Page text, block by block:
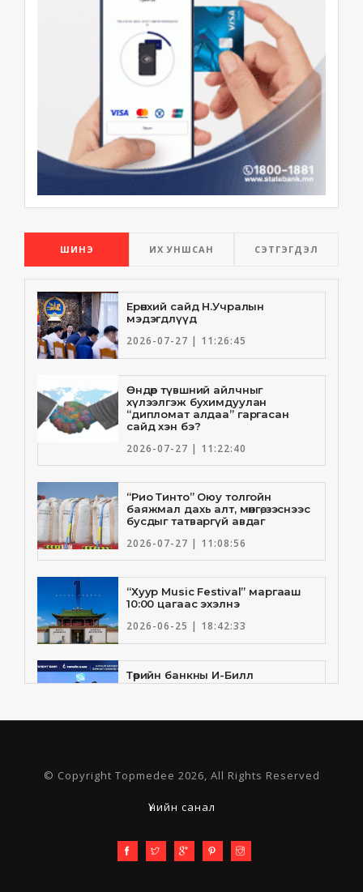
ШИНЭ ИХ УНШСАН СЭТГЭГДЭЛ
Ерөнхий сайд Н.Учралын
мэдэгдлүүд
2026-07-27 | 11:26:45
Өндөр түвшний айлчныг
хүлээлгэж бухимдуулан
“дипломат алдаа” гаргасан
сайд хэн бэ?
2026-07-27 | 11:22:40
“Рио Тинто” Оюу толгойн
баяжмал дахь алт, мөнгө, зэснээс
бусдыг татваргүй авдаг
2026-07-27 | 11:08:56
“Хуур Music Festival” маргааш
10:00 цагаас эхэлнэ
2026-06-25 | 18:42:33
Төрийн банкны И-Билл
үйлчилгээнд Голомт банк
2026-06-25 | 9:33:55
Төрийн банк, Санхүү Эдийн
Засгийн Их Сургууль хамтын
шинэчлэн байгууллаа
© Copyright Topmedee 2026, All Rights Reserved
Үнийн санал